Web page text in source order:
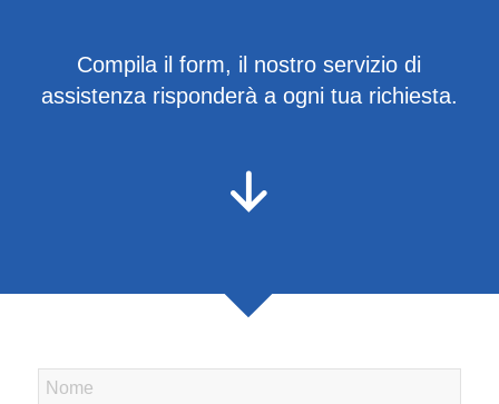
Compila il form, il nostro servizio di
assistenza risponderà a ogni tua richiesta.
Nome